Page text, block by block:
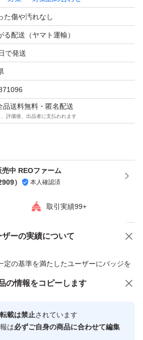
た傷や汚れなし
る配送（ヤマト運輸）
で発送
品送料無料・匿名配送
評価後、出品者に支払われます
中 REOファーム
） 本人確認済
取引実績99+
ザーの実績について
定の基準を満たしたユーザーにバッジを
心・安全なユーザーです
商品への質問
の情報をコピーします
載は禁止されています
は必ずご自身の商品に合わせて編集
にオススメ